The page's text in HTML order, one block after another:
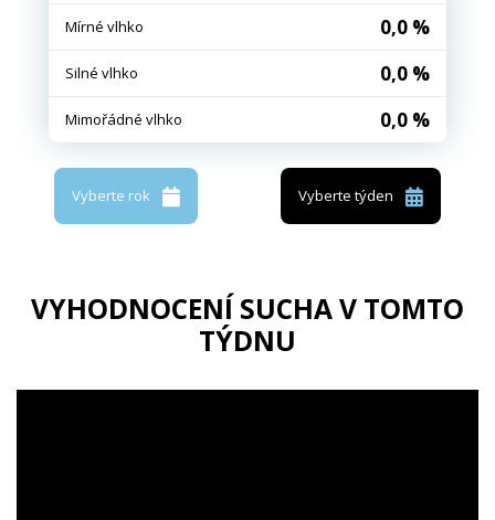
Mírné vlhko 0,0 %
Silné vlhko 0,0 %
Mimořádné vlhko 0,0 %
Vyberte rok Vyberte týden
VYHODNOCENÍ SUCHA V TOMTO
TÝDNU